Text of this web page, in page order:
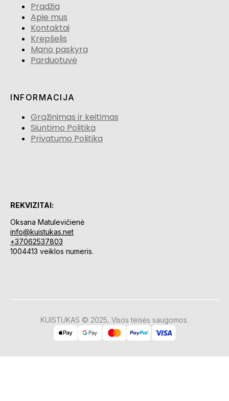
Pradžia
Apie mus
Kontaktai
Krepšelis
Mano paskyra
Parduotuvė
INFORMACIJA
Grąžinimas ir keitimas
Siuntimo Politika
Privatumo Politika
REKVIZITAI:
Oksana Matulevičienė
info@kuistukas.net
+37062537803
1004413 veiklos numeris.
KUISTUKAS © 2025, Visos teisės saugomos.